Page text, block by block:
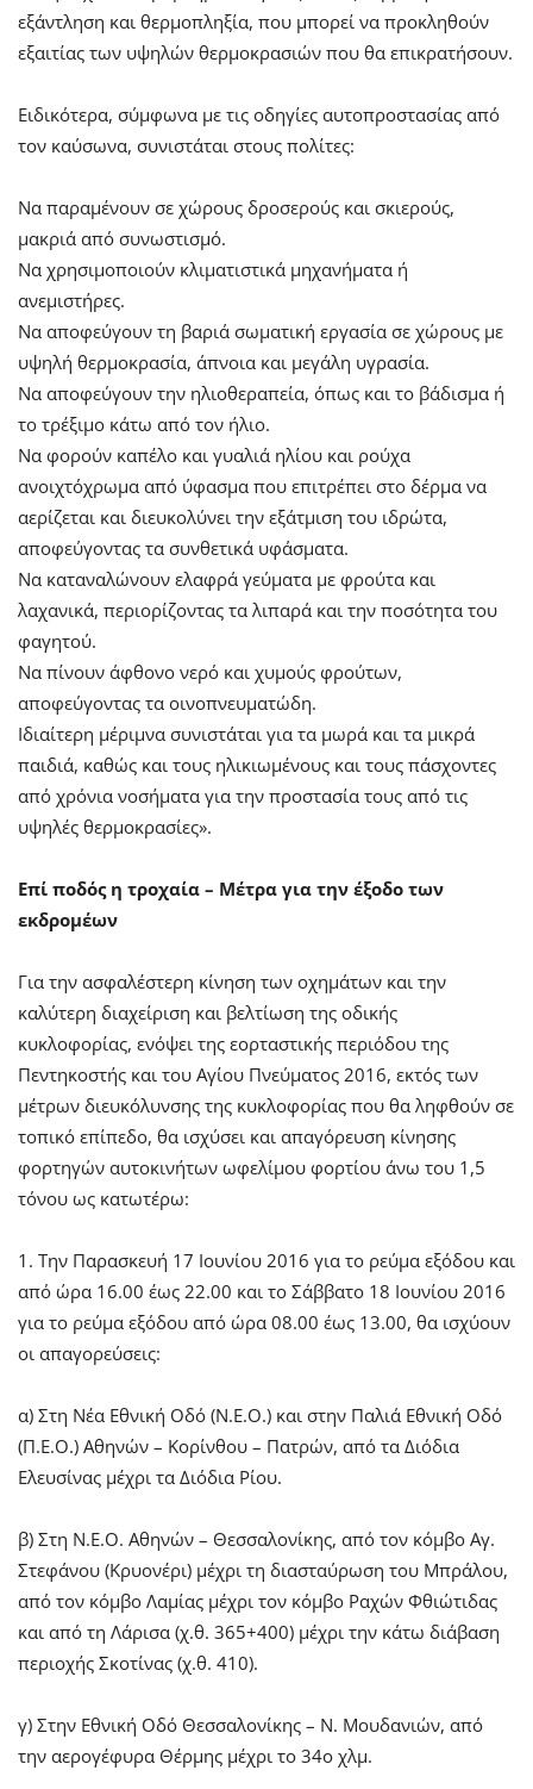
εξάντληση και θερμοπληξία, που μπορεί να προκληθούν
εξαιτίας των υψηλών θερμοκρασιών που θα επικρατήσουν.
Ειδικότερα, σύμφωνα με τις οδηγίες αυτοπροστασίας από
τον καύσωνα, συνιστάται στους πολίτες:
Να παραμένουν σε χώρους δροσερούς και σκιερούς,
μακριά από συνωστισμό.
Να χρησιμοποιούν κλιματιστικά μηχανήματα ή
ανεμιστήρες.
Να αποφεύγουν τη βαριά σωματική εργασία σε χώρους με
υψηλή θερμοκρασία, άπνοια και μεγάλη υγρασία.
Να αποφεύγουν την ηλιοθεραπεία, όπως και το βάδισμα ή
το τρέξιμο κάτω από τον ήλιο.
Να φορούν καπέλο και γυαλιά ηλίου και ρούχα
ανοιχτόχρωμα από ύφασμα που επιτρέπει στο δέρμα να
αερίζεται και διευκολύνει την εξάτμιση του ιδρώτα,
αποφεύγοντας τα συνθετικά υφάσματα.
Να καταναλώνουν ελαφρά γεύματα με φρούτα και
λαχανικά, περιορίζοντας τα λιπαρά και την ποσότητα του
φαγητού.
Να πίνουν άφθονο νερό και χυμούς φρούτων,
αποφεύγοντας τα οινοπνευματώδη.
Ιδιαίτερη μέριμνα συνιστάται για τα μωρά και τα μικρά
παιδιά, καθώς και τους ηλικιωμένους και τους πάσχοντες
από χρόνια νοσήματα για την προστασία τους από τις
υψηλές θερμοκρασίες».
Επί ποδός η τροχαία – Μέτρα για την έξοδο των
εκδρομέων
Για την ασφαλέστερη κίνηση των οχημάτων και την
καλύτερη διαχείριση και βελτίωση της οδικής
κυκλοφορίας, ενόψει της εορταστικής περιόδου της
Πεντηκοστής και του Αγίου Πνεύματος 2016, εκτός των
μέτρων διευκόλυνσης της κυκλοφορίας που θα ληφθούν σε
τοπικό επίπεδο, θα ισχύσει και απαγόρευση κίνησης
φορτηγών αυτοκινήτων ωφελίμου φορτίου άνω του 1,5
τόνου ως κατωτέρω:
1. Την Παρασκευή 17 Ιουνίου 2016 για το ρεύμα εξόδου και
από ώρα 16.00 έως 22.00 και το Σάββατο 18 Ιουνίου 2016
για το ρεύμα εξόδου από ώρα 08.00 έως 13.00, θα ισχύουν
οι απαγορεύσεις:
α) Στη Νέα Εθνική Οδό (Ν.Ε.Ο.) και στην Παλιά Εθνική Οδό
(Π.Ε.Ο.) Αθηνών – Κορίνθου – Πατρών, από τα Διόδια
Ελευσίνας μέχρι τα Διόδια Ρίου.
β) Στη Ν.Ε.Ο. Αθηνών – Θεσσαλονίκης, από τον κόμβο Αγ.
Στεφάνου (Κρυονέρι) μέχρι τη διασταύρωση του Μπράλου,
από τον κόμβο Λαμίας μέχρι τον κόμβο Ραχών Φθιώτιδας
και από τη Λάρισα (χ.θ. 365+400) μέχρι την κάτω διάβαση
περιοχής Σκοτίνας (χ.θ. 410).
γ) Στην Εθνική Οδό Θεσσαλονίκης – Ν. Μουδανιών, από
την αερογέφυρα Θέρμης μέχρι το 34ο χλμ.